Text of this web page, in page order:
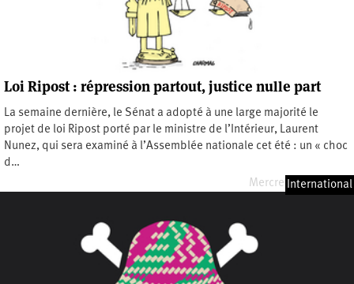
Loi Ripost : répression partout, justice nulle part
La semaine dernière, le Sénat a adopté à une large majorité le
projet de loi Ripost porté par le ministre de l’Intérieur, Laurent
Nunez, qui sera examiné à l’Assemblée nationale cet été : un « choc
d…
Mercredi 3 juin 2026
International